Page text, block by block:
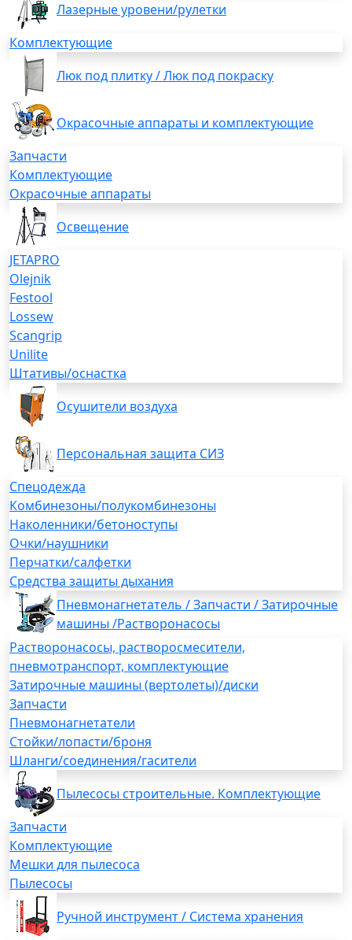
Лазерные уровени/рулетки
Комплектующие
Люк под плитку / Люк под покраску
Окрасочные аппараты и комплектующие
Запчасти
Комплектующие
Окрасочные аппараты
Освещение
JETAPRO
Olejnik
Festool
Lossew
Scangrip
Unilite
Штативы/оснастка
Осушители воздуха
Персональная защита СИЗ
Спецодежда
Комбинезоны/полукомбинезоны
Наколенники/бетоноступы
Очки/наушники
Перчатки/салфетки
Средства защиты дыхания
Пневмонагнетатель / Запчасти / Затирочные
машины /Растворонасосы
Растворонасосы, растворосмесители,
пневмотранспорт, комплектующие
Затирочные машины (вертолеты)/диски
Запчасти
Пневмонагнетатели
Стойки/лопасти/броня
Шланги/соединения/гасители
Пылесосы строительные. Комплектующие
Запчасти
Комплектующие
Мешки для пылесоса
Пылесосы
Ручной инструмент / Система хранения